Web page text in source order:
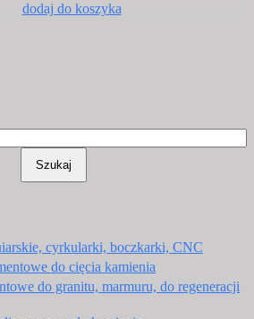
dodaj do koszyka
Szukaj
cyrkularki, boczkarki, CNC
do cięcia kamienia
do granitu, marmuru, do regeneracji